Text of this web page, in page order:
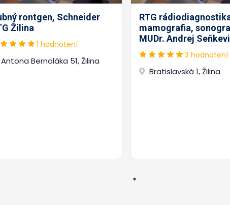
rontgen, Schneider
Žilina
1 hodnotení
Antona Bernoláka 51, Žilina
RTG
mamografia,
MUDr. Andrej
3 hodnotení
Bratislavská 1, Žilina